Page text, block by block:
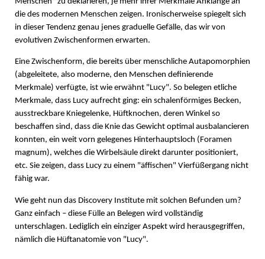
die des modernen Menschen zeigen. Ironischerweise spiegelt sich
in dieser Tendenz genau jenes graduelle Gefälle, das wir von
evolutiven Zwischenformen erwarten.
Eine Zwischenform, die bereits über menschliche Autapomorphien
(abgeleitete, also moderne, den Menschen definierende
Merkmale) verfügte, ist wie erwähnt "Lucy". So belegen etliche
Merkmale, dass Lucy aufrecht ging: ein schalenförmiges Becken,
ausstreckbare Kniegelenke, Hüftknochen, deren Winkel so
beschaffen sind, dass die Knie das Gewicht optimal ausbalancieren
konnten, ein weit vorn gelegenes Hinterhauptsloch (Foramen
magnum), welches die Wirbelsäule direkt darunter positioniert,
etc. Sie zeigen, dass Lucy zu einem "äffischen" Vierfüßergang nicht
fähig war.
Wie geht nun das Discovery Institute mit solchen Befunden um?
Ganz einfach – diese Fülle an Belegen wird vollständig
unterschlagen. Lediglich ein einziger Aspekt wird herausgegriffen,
nämlich die Hüftanatomie von "Lucy".